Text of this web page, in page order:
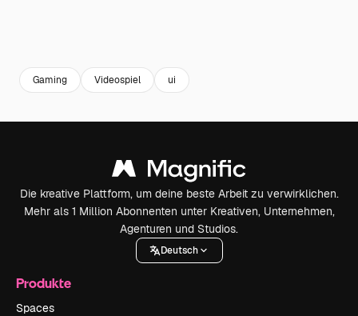
Gaming Videospiel ui
Die kreative Plattform, um deine beste Arbeit zu verwirklichen.
Mehr als 1 Million Abonnenten unter Kreativen, Unternehmen,
Agenturen und Studios.
Deutsch
Produkte
Spaces